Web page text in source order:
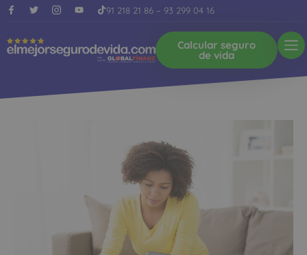
91 218 21 86 – 93 299 04 16
Calcular seguro
de vida